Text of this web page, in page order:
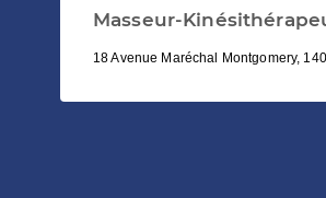
Masseur-
18 Avenue Maréchal Montgomery,